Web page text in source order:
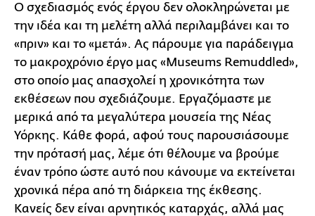
Ο σχεδιασμός ενός έργου δεν ολοκληρώνεται με
την ιδέα και τη μελέτη αλλά περιλαμβάνει και το
«πριν» και το «μετά». Ας πάρουμε για παράδειγμα
το μακροχρόνιο έργο μας «Museums Remuddled»,
στο οποίο μας απασχολεί η χρονικότητα των
εκθέσεων που σχεδιάζουμε. Εργαζόμαστε με
μερικά από τα μεγαλύτερα μουσεία της Νέας
Υόρκης. Κάθε φορά, αφού τους παρουσιάσουμε
την πρότασή μας, λέμε ότι θέλουμε να βρούμε
έναν τρόπο ώστε αυτό που κάνουμε να εκτείνεται
χρονικά πέρα από τη διάρκεια της έκθεσης.
Κανείς δεν είναι αρνητικός καταρχάς, αλλά μας